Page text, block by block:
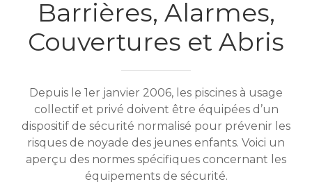
Barrières, Alarmes,
Couvertures et Abris
Depuis le 1er janvier 2006, les piscines à usage
collectif et privé doivent être équipées d’un
dispositif de sécurité normalisé pour prévenir les
risques de noyade des jeunes enfants. Voici un
aperçu des normes spécifiques concernant les
équipements de sécurité.